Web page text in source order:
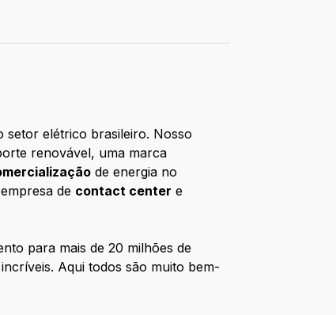
elétrico brasileiro. Nosso
renovável, uma marca
de energia no
de contact center e
para mais de 20 milhões de
Aqui todos são muito bem-